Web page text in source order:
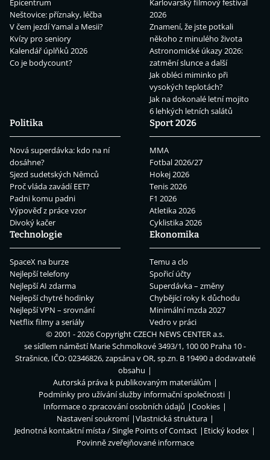
Neštovice: příznaky, léčba
V čem jezdí Yamal a Mesii?
Kvízy pro seniory
Kalendář úplňků 2026
Co je bodycount?
2026
Znamení, že jste potkali
někoho z minulého života
Astronomické úkazy 2026:
zatmění slunce a další
Jak obléci miminko při
vysokých teplotách?
Jak na dokonalé letní mojito
6 lehkých letních salátů
Politika
Nová superdávka: kdo na ní
dosáhne?
Sjezd sudetských Němců
Proč vláda zavádí EET?
Padni komu padni
Výpověď z práce vzor
Divoký kačer
Sport 2026
MMA
Fotbal 2026/27
Hokej 2026
Tenis 2026
F1 2026
Atletika 2026
Cyklistika 2026
Technologie
SpaceX na burze
Nejlepší telefony
Nejlepší AI zdarma
Nejlepší chytré hodinky
Nejlepší VPN – srovnání
Netflix filmy a seriály
Ekonomika
Temu a clo
Spořicí účty
Superdávka – změny
Chybějící roky k důchodu
Minimální mzda 2027
Vedro v práci
© 2001 - 2026 CopyrightCZECH NEWS CENTER a.s.
se sídlem náměstí Marie Schmolkové 3493/1, 100 00 Praha 10 -
Strašnice, IČO: 02346826, zapsána v OR, sp.zn. B 19490 a dodavatelé
obsahu
Autorská práva k publikovaným materiálům
Podmínky pro užívání služby informační společnosti
Informace o zpracování osobních údajů
Cookies
Nastavení soukromí
Vlastnická struktura
Jednotná kontaktní místa / Single Points of Contact
Etický kodex
Povinně zveřejňované informace